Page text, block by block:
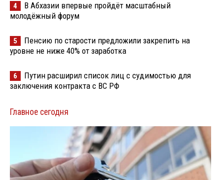
4
В Абхазии впервые пройдёт масштабный
молодёжный форум
5
Пенсию по старости предложили закрепить на
уровне не ниже 40% от заработка
6
Путин расширил список лиц с судимостью для
заключения контракта с ВС РФ
Главное сегодня